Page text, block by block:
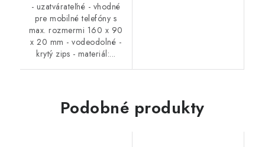
- uzatvárateľné - vhodné
pre mobilné telefóny s
max. rozmermi 160 x 90
x 20 mm - vodeodolné -
krytý zips - materiál:...
Podobné produkty